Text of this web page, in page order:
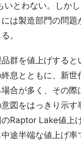
いとわない。しか
は製造部門の問題
。
群を値上げすると
息とともに、新世
合が多く、その際
図をはっきり示す
Raptor Lake値上
途半端な値上げ率